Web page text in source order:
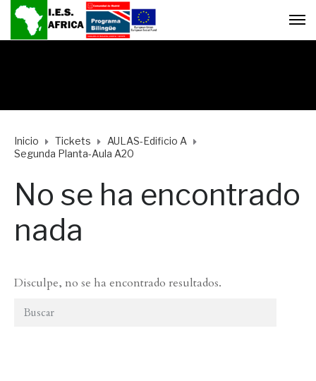
Inicio Tickets
AULAS-Edificio A
Segunda Planta-Aula A20
No se ha encontrado
nada
Disculpe, no se ha encontrado resultados.